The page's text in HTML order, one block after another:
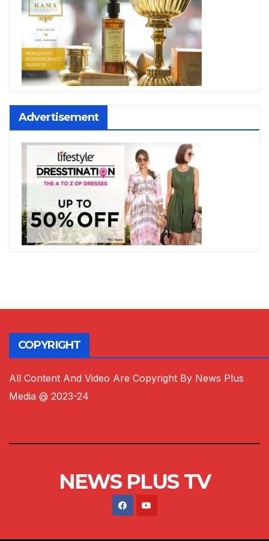
Advertisement
COPYRIGHT
All Content And Video Are Copyright By News Plus
Media @ 2023-24
NEWS PLUS TV